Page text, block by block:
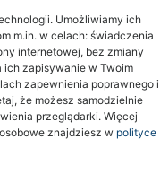
Umożliwiamy ich
m.in. w celach: świadczenia
internetowej, bez zmiany
ich zapisywanie w Twoim
zapewnienia poprawnego i
że możesz samodzielnie
przeglądarki. Więcej
znajdziesz w polityce